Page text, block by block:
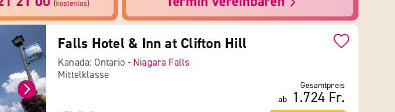
Falls Hotel & Inn at Clifton Hill
Kanada: Ontario - Niagara Falls
Mittelklasse
Gesamtpreis
ab
1.724 Fr.